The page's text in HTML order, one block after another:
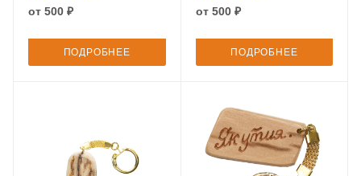
от 500 ₽
ПОДРОБНЕЕ
от 500 ₽
ПОДРОБНЕЕ